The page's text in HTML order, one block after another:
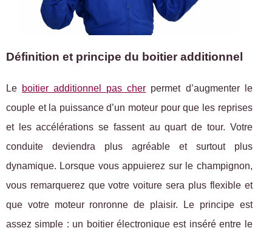
Définition et principe du boitier additionnel
Le boitier additionnel pas cher permet d’augmenter le
couple et la puissance d’un moteur pour que les reprises
et les accélérations se fassent au quart de tour. Votre
conduite deviendra plus agréable et surtout plus
dynamique. Lorsque vous appuierez sur le champignon,
vous remarquerez que votre voiture sera plus flexible et
que votre moteur ronronne de plaisir. Le principe est
assez simple : un boitier électronique est inséré entre le